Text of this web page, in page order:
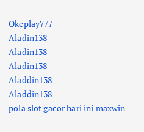
Okeplay777
Aladin138
Aladin138
Aladin138
Aladdin138
Aladdin138
pola slot gacor hari ini maxwin